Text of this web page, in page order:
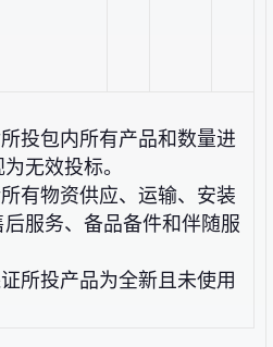
投包内所有产品和数量进
无效投标。
有物资供应、运输、安装
服务、备品备件和伴随服
所投产品为全新且未使用